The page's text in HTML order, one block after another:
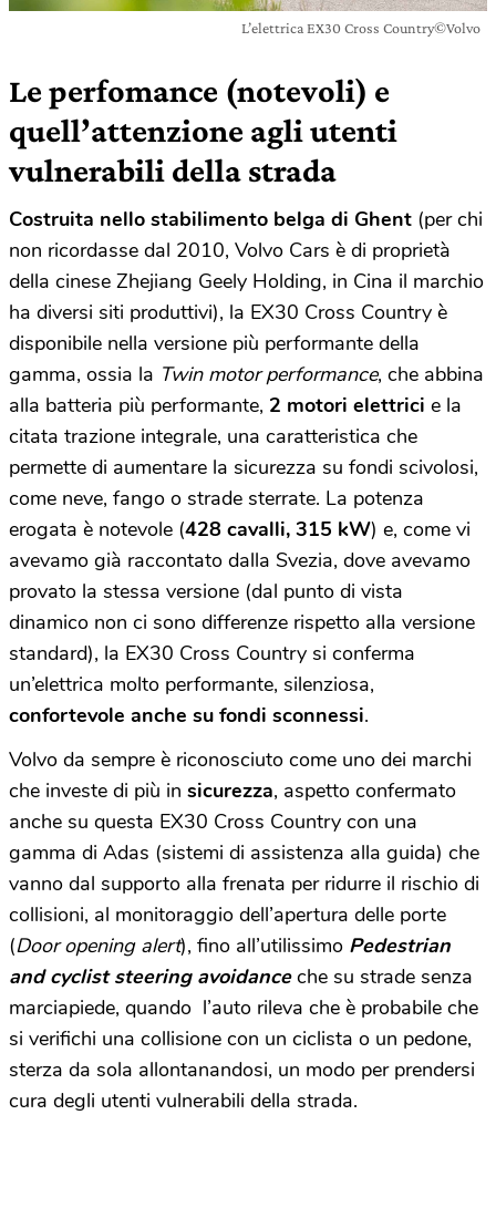
L’elettrica EX30 Cross Country©Volvo
Le perfomance (notevoli) e
quell’attenzione agli utenti
vulnerabili della strada
Costruita nello stabilimento belga di Ghent (per chi
non ricordasse dal 2010, Volvo Cars è di proprietà
della cinese Zhejiang Geely Holding, in Cina il marchio
ha diversi siti produttivi), la EX30 Cross Country è
disponibile nella versione più performante della
gamma, ossia la Twin motor performance, che abbina
alla batteria più performante, 2 motori elettrici e la
citata trazione integrale, una caratteristica che
permette di aumentare la sicurezza su fondi scivolosi,
come neve, fango o strade sterrate. La potenza
erogata è notevole (428 cavalli, 315 kW) e, come vi
avevamo già raccontato dalla Svezia, dove avevamo
provato la stessa versione (dal punto di vista
dinamico non ci sono differenze rispetto alla versione
standard), la EX30 Cross Country si conferma
un’elettrica molto performante, silenziosa,
confortevole anche su fondi sconnessi.
Volvo da sempre è riconosciuto come uno dei marchi
che investe di più in sicurezza, aspetto confermato
anche su questa EX30 Cross Country con una
gamma di Adas (sistemi di assistenza alla guida) che
vanno dal supporto alla frenata per ridurre il rischio di
collisioni, al monitoraggio dell’apertura delle porte
(Door opening alert), fino all’utilissimo Pedestrian
and cyclist steering avoidanceche su strade senza
marciapiede, quando l’auto rileva che è probabile che
si verifichi una collisione con un ciclista o un pedone,
sterza da sola allontanandosi, un modo per prendersi
cura degli utenti vulnerabili della strada.